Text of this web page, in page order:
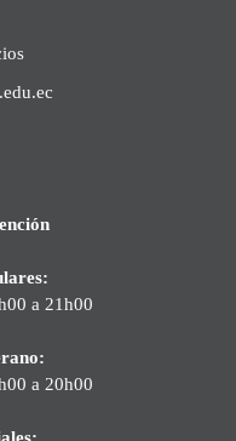
a 21h00
a 20h00